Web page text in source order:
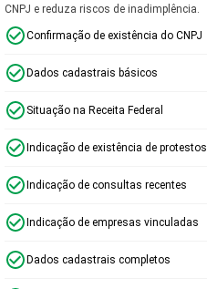
CNPJ e reduza riscos de inadimplência.
Confirmação de existência do CNPJ
Dados cadastrais básicos
Situação na Receita Federal
Indicação de existência de protestos
Indicação de consultas recentes
Indicação de empresas vinculadas
Dados cadastrais completos